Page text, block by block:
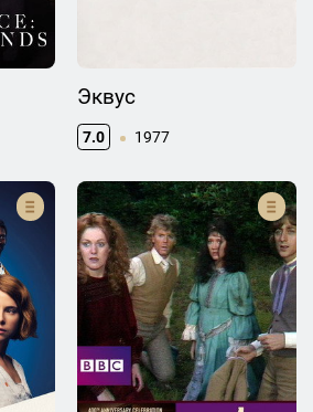
Эквус
7.0 1977